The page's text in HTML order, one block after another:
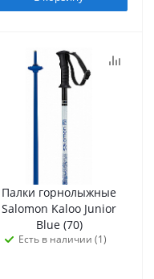
Палки горнолыжные
Salomon Kaloo Junior
Blue (70)
Есть в наличии (1)